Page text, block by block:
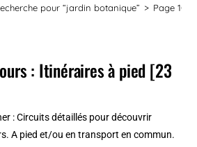
pour “jardin botanique” > Page 10
: Itinéraires à pied [23
: Circuits détaillés pour découvrir
A pied et/ou en transport en commun.